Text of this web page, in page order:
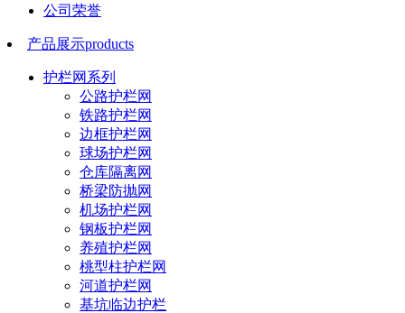
公司荣誉
产品展示products
护栏网系列
公路护栏网
铁路护栏网
边框护栏网
球场护栏网
仓库隔离网
桥梁防抛网
机场护栏网
钢板护栏网
养殖护栏网
桃型柱护栏网
河道护栏网
基坑临边护栏